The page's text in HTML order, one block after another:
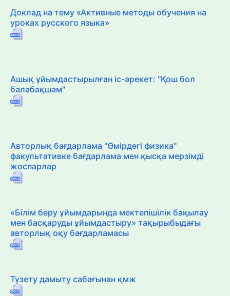
Доклад на тему «Активные методы обучения на
уроках русского языка»
Ашық ұйымдастырылған іс-әрекет: "Қош бол
балабақшам"
Авторлық бағдарлама "Өмірдегі физика"
факультативке бағдарлама мен қысқа мерзімді
жоспарлар
«Білім беру ұйымдарында мектепішілік бақылау
мен басқаруды ұйымдастыру» тақырыбыдағы
авторлық оқу бағдарламасы
Түзету дамыту сабағынан қмж